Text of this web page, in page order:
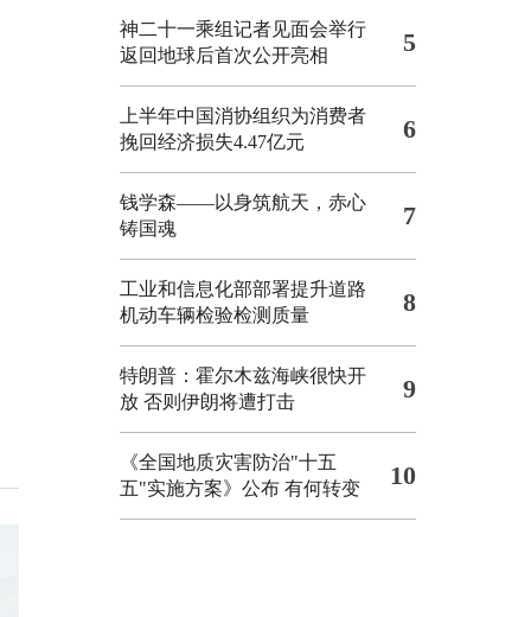
神二十一乘组记者见面会举行
返回地球后首次公开亮相
5
上半年中国消协组织为消费者
挽回经济损失4.47亿元
6
钱学森——以身筑航天，赤心
铸国魂
7
工业和信息化部部署提升道路
机动车辆检验检测质量
8
特朗普：霍尔木兹海峡很快开
放 否则伊朗将遭打击
9
《全国地质灾害防治"十五
五"实施方案》公布 有何转变
10